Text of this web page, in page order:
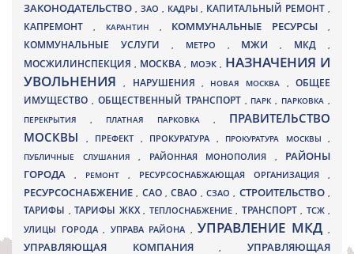
ЗАКОНОДАТЕЛЬСТВО , ЗАО , КАДРЫ, КАПИТАЛЬНЫЙ РЕМОНТ ,
КАПРЕМОНТ , КАРАНТИН , КОММУНАЛЬНЫЕ РЕСУРСЫ,
КОММУНАЛЬНЫЕ УСЛУГИ , МЕТРО , МЖИ, МКД ,
МОСЖИЛИНСПЕКЦИЯ, МОСКВА , МОЭК , НАЗНАЧЕНИЯ И
УВОЛЬНЕНИЯ, НАРУШЕНИЯ , НОВАЯ МОСКВА ,ОБЩЕЕ
ИМУЩЕСТВО , ОБЩЕСТВЕННЫЙ ТРАНСПОРТ , ПАРК, ПАРКОВКА ,
ПЕРЕКРЫТИЯ , ПЛАТНАЯ ПАРКОВКА , ПРАВИТЕЛЬСТВО
МОСКВЫ
, ПРЕФЕКТ , ПРОКУРАТУРА , ПРОКУРАТУРА МОСКВЫ ,
ПУБЛИЧНЫЕ СЛУШАНИЯ , РАЙОННАЯ МОНОПОЛИЯ , РАЙОНЫ
ГОРОДА
, РЕМОНТ , РЕСУРСОСНАБЖАЮЩАЯ ОРГАНИЗАЦИЯ ,
РЕСУРСОСНАБЖЕНИЕ, САО,СВАО ,СЗАО, СТРОИТЕЛЬСТВО,
ТАРИФЫ , ТАРИФЫ ЖКХ , ТЕПЛОСНАБЖЕНИЕ , ТРАНСПОРТ , ТСЖ ,
УЛИЦЫ ГОРОДА , УПРАВА РАЙОНА , УПРАВЛЕНИЕ МКД ,
УПРАВЛЯЮЩАЯ КОМПАНИЯ,УПРАВЛЯЮЩАЯ